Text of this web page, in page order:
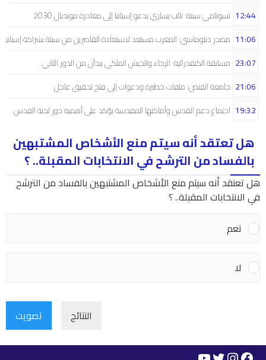
تسونامي سبتة: نائب يساري يدعو إسبانيا إلى مغادرة مونديال 2030 12:44
مصدر دبلوماسي: المغرب مستعد لاستعادة القاصرين من سبتة بشراكة إسبانية 11:06
مسابقة الكنفدرالية: الرجاء والجيش الملكي يبدآن من الدور الثاني 23:07
جامعة القنص: ملفات خطيرة ودعوات إلى فتح تحقيق عاجل 21:06
اجتماع دعم القدس وأماكنها المقدسة يؤكد على أهمية دور لجنة القدس 19:32
هل تعتقد أنه سيتم منع الأشخاص المشتبهين
بالفساد من الترشح في الانتخابات المقبلة.. ؟
هل تعتقد أنه سيتم منع الأشخاص المشتبهين بالفساد من الترشح
في الانتخابات المقبلة.. ؟
نعم
لا
النتائج تصويت